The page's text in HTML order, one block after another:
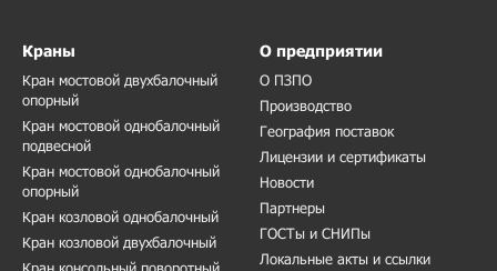
Краны
Кран мостовой двухбалочный
опорный
Кран мостовой однобалочный
подвесной
Кран мостовой однобалочный
опорный
Кран козловой однобалочный
Кран козловой двухбалочный
О предприятии
О ПЗПО
Производство
География поставок
Лицензии и сертификаты
Новости
Партнеры
ГОСТы и СНИПы
Локальные акты и ссылки